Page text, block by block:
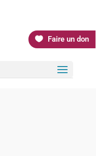
Faire un don